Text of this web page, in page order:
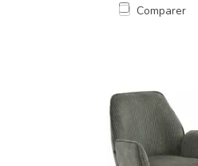
Comparer